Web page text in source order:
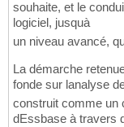
souhaite, et le
logiciel, jusquà
un niveau avancé,
La démarche
fonde sur lanalyse
construit comme un
dEssbase à